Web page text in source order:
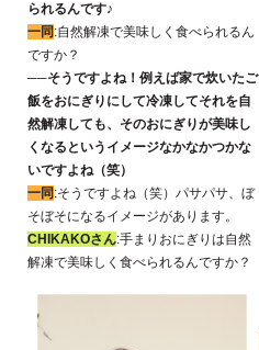
られるんです♪
一同 :自然解凍で美味しく食べられるん
ですか？
──そうですよね！例えば家で炊いたご
飯をおにぎりにして冷凍してそれを自
然解凍しても、そのおにぎりが美味し
くなるというイメージなかなかつかな
いですよね（笑）
一同 :そうですよね（笑）パサパサ、ぼ
そぼそになるイメージがあります。
CHIKAKOさん:手まりおにぎりは自然
解凍で美味しく食べられるんですか？